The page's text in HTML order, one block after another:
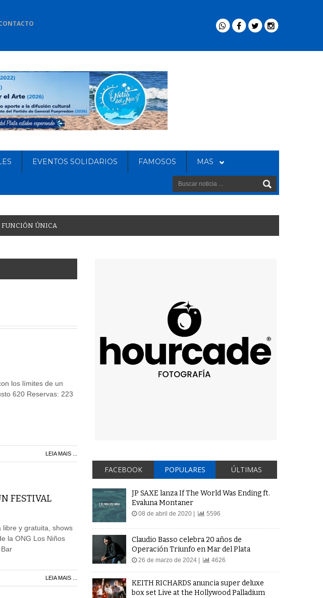
EVENTOS SOLIDARIOS FAMOSOS MAS
FUNCIÓN ÚNICA
los límites de un
620 Reservas: 223
LEIA MAIS ...
FESTIVAL
libre y gratuita, shows
la ONG Los Niños
LEIA MAIS ...
FACEBOOK POPULARES ÚLTIMAS
JP SAXE lanza If The World Was Ending ft.
Evaluna Montaner
08 de abril de 2020 | 5596
Claudio Basso celebra 20 años de
Operación Triunfo en Mar del Plata
26 de marzo de 2024 | 4626
KEITH RICHARDS anuncia super deluxe
box set Live at the Hollywood Palladium